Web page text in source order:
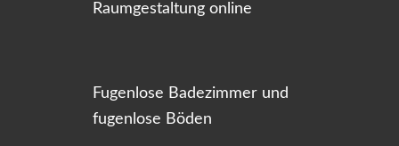
Raumgestaltung online
Fugenlose Badezimmer und
fugenlose Böden